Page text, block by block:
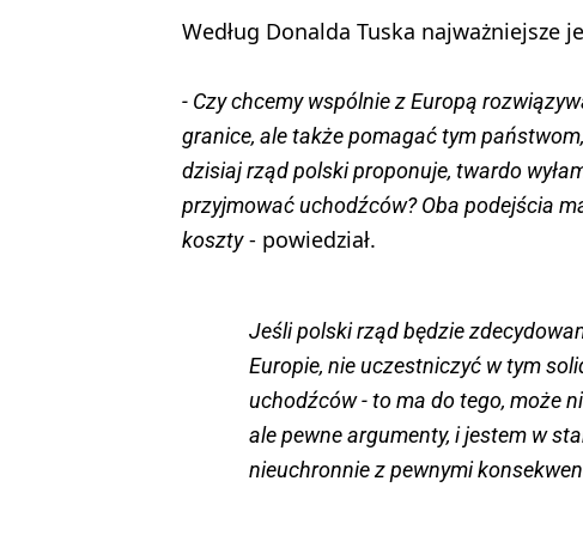
Według Donalda Tuska
- Czy chcemy wspólnie z Europą
granice, ale także pomagać tym
dzisiaj rząd polski proponuje, twardo
przyjmować uchodźców? Oba podejścia
koszty- powiedział.
Jeśli polski rząd będzie
Europie, nie uczestniczyć w tym
uchodźców - to ma do tego, może
ale pewne argumenty, i jestem w
nieuchronnie z pewnymi